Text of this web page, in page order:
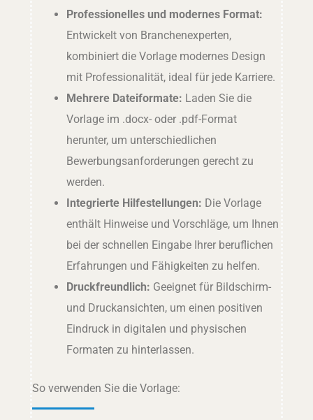
Professionelles und modernes Format:
Entwickelt von Branchenexperten,
kombiniert die Vorlage modernes Design
mit Professionalität, ideal für jede Karriere.
Mehrere Dateiformate: Laden Sie die
Vorlage im .docx- oder .pdf-Format
herunter, um unterschiedlichen
Bewerbungsanforderungen gerecht zu
werden.
Integrierte Hilfestellungen: Die Vorlage
enthält Hinweise und Vorschläge, um Ihnen
bei der schnellen Eingabe Ihrer beruflichen
Erfahrungen und Fähigkeiten zu helfen.
Druckfreundlich: Geeignet für Bildschirm-
und Druckansichten, um einen positiven
Eindruck in digitalen und physischen
Formaten zu hinterlassen.
So verwenden Sie die Vorlage: